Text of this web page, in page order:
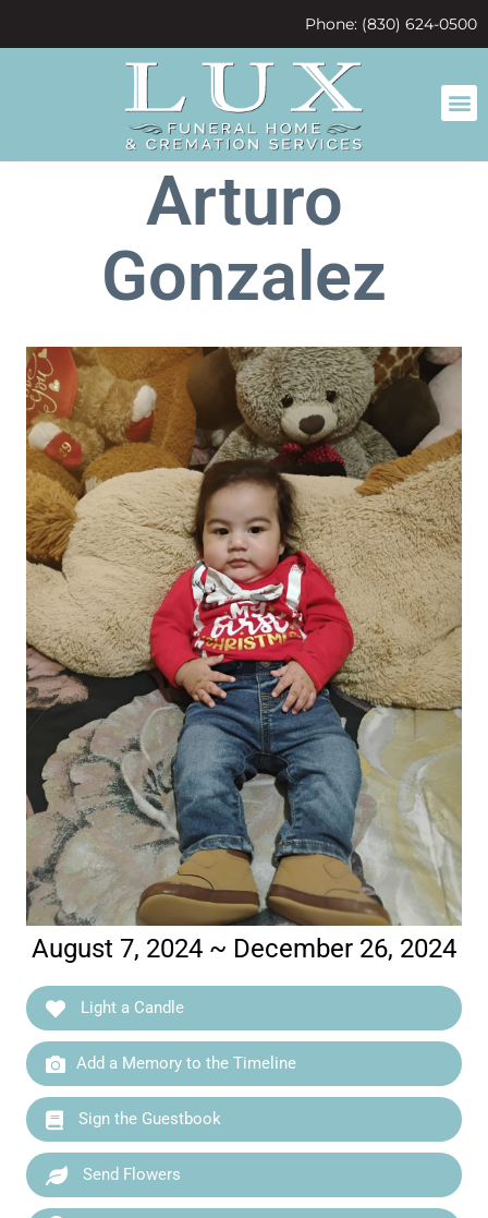
Phone: (830) 624-0500
Arturo
Gonzalez
August 7, 2024 ~ December 26, 2024
Light a Candle
Add a Memory to the Timeline
Sign the Guestbook
Send Flowers